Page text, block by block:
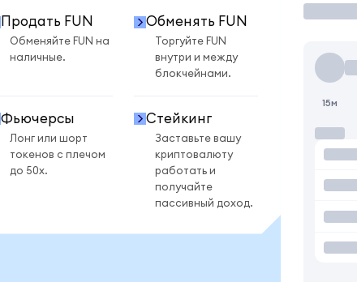
Продать FUN
Обменяйте FUN на
наличные.
Обменять FUN
Торгуйте FUN
внутри и между
блокчейнами.
Фьючерсы
Лонг или шорт
токенов с плечом
до 50x.
Стейкинг
Заставьте вашу
криптовалюту
работать и
получайте
пассивный доход.
15м